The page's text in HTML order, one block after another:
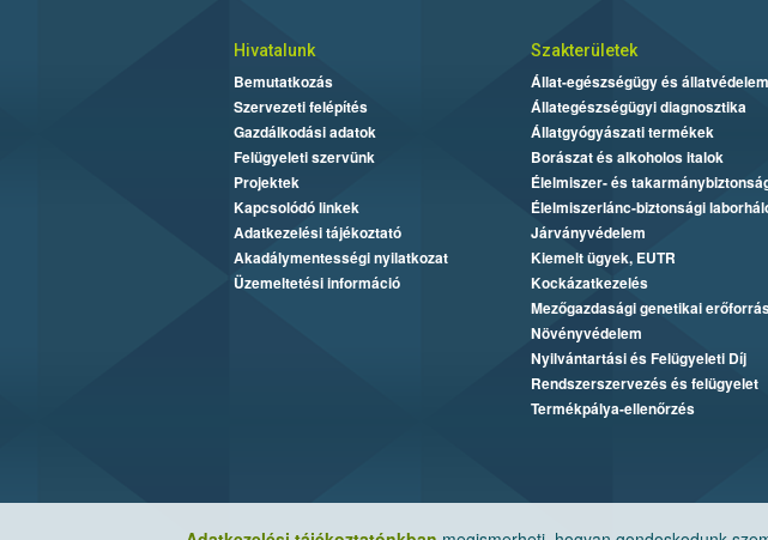
Hivatalunk
Bemutatkozás
Szervezeti felépítés
Gazdálkodási adatok
Felügyeleti szervünk
Projektek
Kapcsolódó linkek
Adatkezelési tájékoztató
Akadálymentességi nyilatkozat
Üzemeltetési információ
Szakterületek
Állat-egészségügy és állatvédelem
Állategészségügyi diagnosztika
Állatgyógyászati termékek
Borászat és alkoholos italok
Élelmiszer- és
Élelmiszerlánc-biztonsági
Járványvédelem
Kiemelt ügyek, EUTR
Kockázatkezelés
Mezőgazdasági genetikai
Növényvédelem
Nyilvántartási és Felügyeleti Díj
Rendszerszervezés és felügyelet
Termékpálya-ellenőrzés